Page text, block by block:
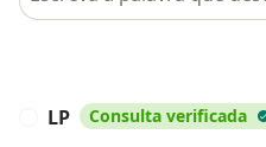
LP Consulta verificada